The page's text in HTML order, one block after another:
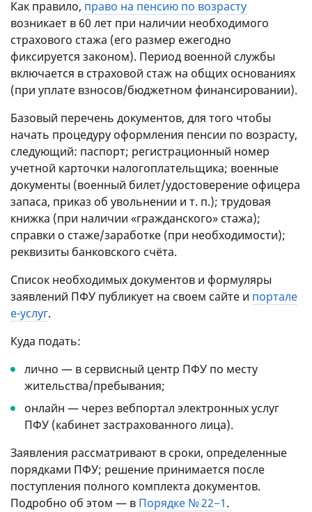
Как правило, право на пенсию по возрасту
возникает в 60 лет при наличии необходимого
страхового стажа (его размер ежегодно
фиксируется законом). Период военной службы
включается в страховой стаж на общих основаниях
(при уплате взносов/бюджетном финансировании).
Базовый перечень документов, для того чтобы
начать процедуру оформления пенсии по возрасту,
следующий: паспорт; регистрационный номер
учетной карточки налогоплательщика; военные
документы (военный билет/удостоверение офицера
запаса, приказ об увольнении и т. п.); трудовая
книжка (при наличии «гражданского» стажа);
справки о стаже/заработке (при необходимости);
реквизиты банковского счёта.
Список необходимых документов и формуляры
заявлений ПФУ публикует на своем сайте и портале
e-услуг.
Куда подать:
лично — в сервисный центр ПФУ по месту
жительства/пребывания;
онлайн — через вебпортал электронных услуг
ПФУ (кабинет застрахованного лица).
Заявления рассматривают в сроки, определенные
порядками ПФУ; решение принимается после
поступления полного комплекта документов.
Подробно об этом — в Порядке № 22−1.